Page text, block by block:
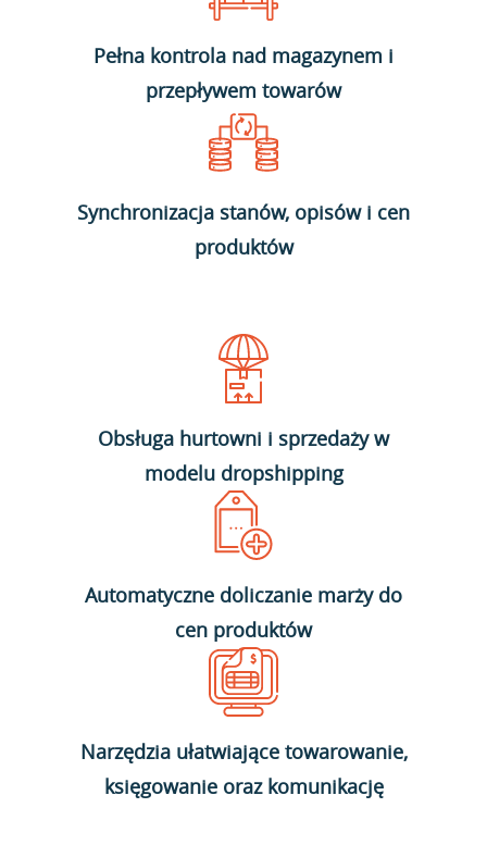
Pełna kontrola nad magazynem i
przepływem towarów
Synchronizacja stanów, opisów i cen
produktów
Obsługa hurtowni i sprzedaży w
modelu dropshipping
Automatyczne doliczanie marży do
cen produktów
Narzędzia ułatwiające towarowanie,
księgowanie oraz komunikację